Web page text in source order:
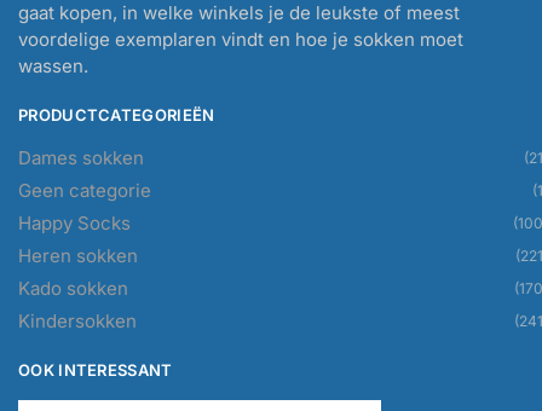
gaat kopen, in welke winkels je de leukste of meest
voordelige exemplaren vindt en hoe je sokken moet
wassen.
PRODUCTCATEGORIEËN
Dames sokken
Geen categorie
Happy Socks
Heren sokken
Kado sokken
Kindersokken
OOK INTERESSANT